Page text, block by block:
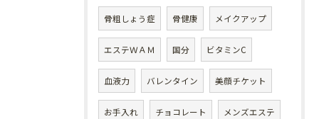
骨粗しょう症 骨健康 メイクアップ
エステＷＡＭ 国分 ビタミンC
血液力 バレンタイン 美顔チケット
お手入れ チョコレート メンズエステ